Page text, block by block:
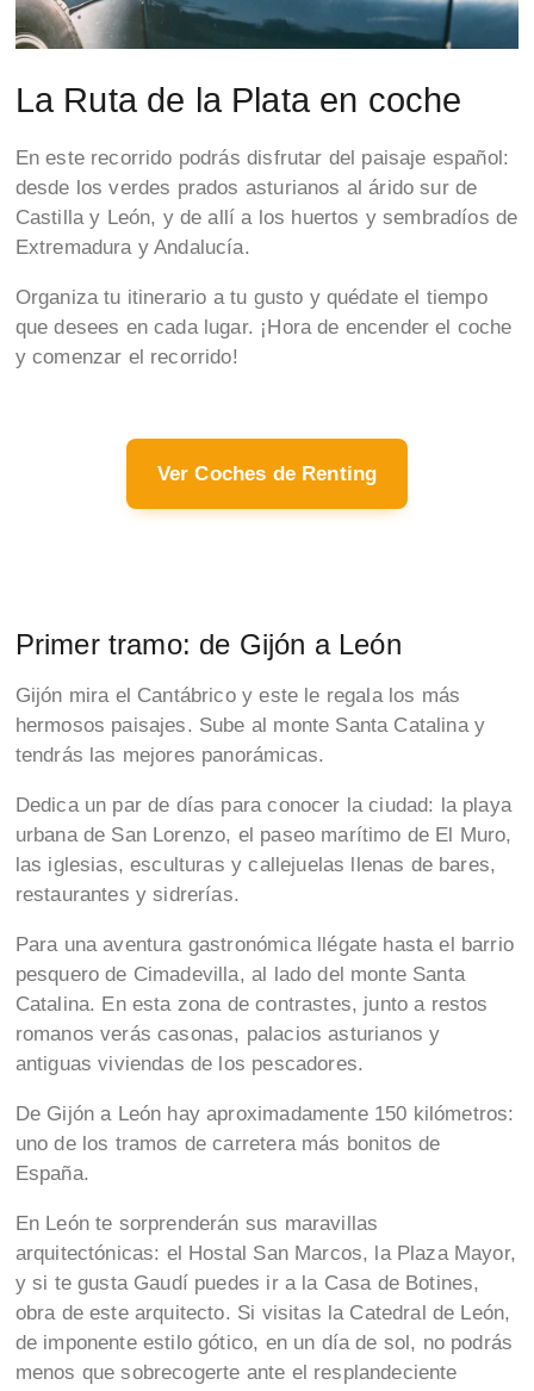
La Ruta de la Plata en coche
En este recorrido podrás disfrutar del paisaje español:
desde los verdes prados asturianos al árido sur de
Castilla y León, y de allí a los huertos y sembradíos de
Extremadura y Andalucía.
Organiza tu itinerario a tu gusto y quédate el tiempo
que desees en cada lugar. ¡Hora de encender el coche
y comenzar el recorrido!
Ver Coches de Renting
Primer tramo: de Gijón a León
Gijón mira el Cantábrico y este le regala los más
hermosos paisajes. Sube al monte Santa Catalina y
tendrás las mejores panorámicas.
Dedica un par de días para conocer la ciudad: la playa
urbana de San Lorenzo, el paseo marítimo de El Muro,
las iglesias, esculturas y callejuelas llenas de bares,
restaurantes y sidrerías.
Para una aventura gastronómica llégate hasta el barrio
pesquero de Cimadevilla, al lado del monte Santa
Catalina. En esta zona de contrastes, junto a restos
romanos verás casonas, palacios asturianos y
antiguas viviendas de los pescadores.
De Gijón a León hay aproximadamente 150 kilómetros:
uno de los tramos de carretera más bonitos de
España.
En León te sorprenderán sus maravillas
arquitectónicas: el Hostal San Marcos, la Plaza Mayor,
y si te gusta Gaudí puedes ir a la Casa de Botines,
obra de este arquitecto. Si visitas la Catedral de León,
de imponente estilo gótico, en un día de sol, no podrás
menos que sobrecogerte ante el resplandeciente